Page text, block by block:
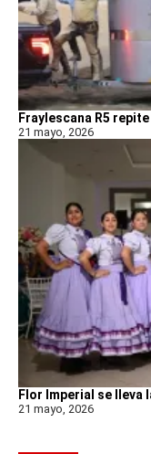
Fraylescana R5
21 mayo, 2026
Flor Imperial se lleva
21 mayo, 2026